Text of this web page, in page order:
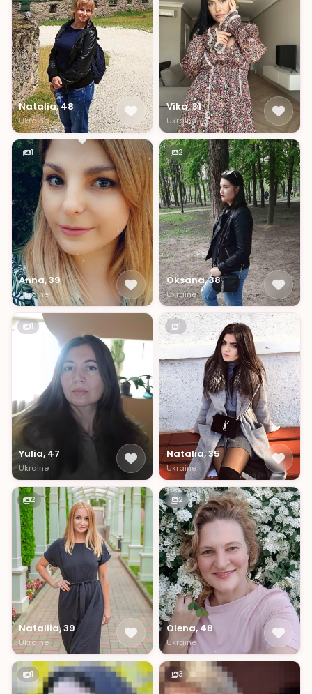
Natalia, 48
Ukraine
Vika, 31
Ukraine
1
Anna, 39
Ukraine
2
Oksana, 38
Ukraine
1
Yulia, 47
Ukraine
1
Natalia, 35
Ukraine
2
Nataliia, 39
Ukraine
2
Olena, 48
Ukraine
1 3